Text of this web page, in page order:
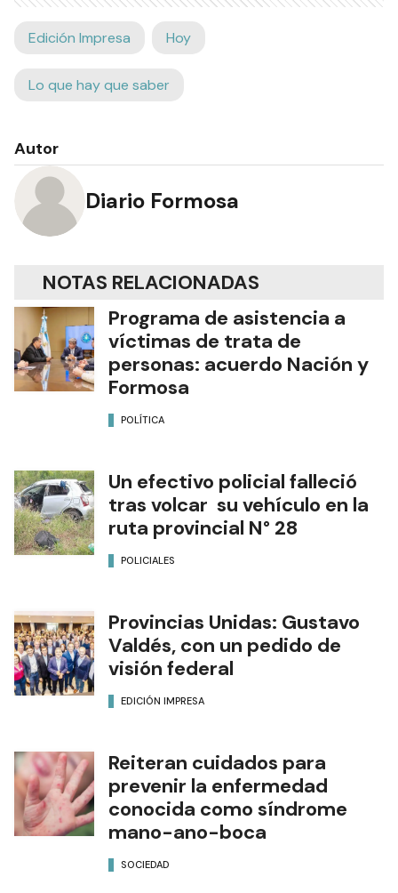
Edición Impresa Hoy
Lo que hay que saber
Autor
Diario Formosa
NOTAS RELACIONADAS
Programa de asistencia a
víctimas de trata de
personas: acuerdo Nación y
Formosa
POLÍTICA
Un efectivo policial falleció
tras volcar su vehículo en la
ruta provincial N° 28
POLICIALES
Provincias Unidas: Gustavo
Valdés, con un pedido de
visión federal
EDICIÓN IMPRESA
Reiteran cuidados para
prevenir la enfermedad
conocida como síndrome
mano-ano-boca
SOCIEDAD